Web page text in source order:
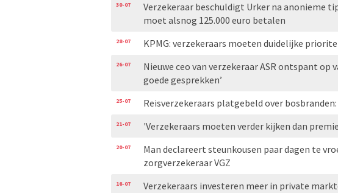
30-07
Verzekeraar beschuldigt Urker na anonieme
moet alsnog 125.000 euro betalen
28-07 KPMG: verzekeraars moeten duidelijke
26-07
Nieuwe ceo van verzekeraar ASR ontspant op
goede gesprekken’
25-07 Reisverzekeraars platgebeld over
21-07 'Verzekeraars moeten verder kijken dan
20-07
Man declareert steunkousen paar dagen te
zorgverzekeraar VGZ
16-07 Verzekeraars investeren meer in private